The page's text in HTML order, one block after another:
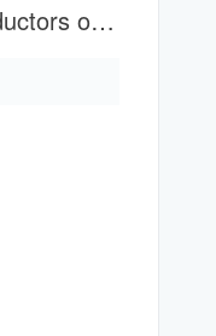
Polarization-Driven-Orientation Selective Growth of Single-Crystalline III-Nitride Semiconductors on Arbitrary Substrates